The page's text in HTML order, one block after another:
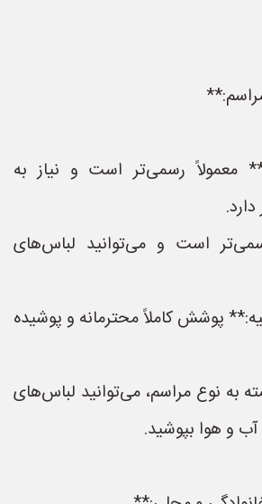
معمولاً رسمی‌تر است و نیاز به
است و می‌توانید لباس‌های
پوشش کاملاً محترمانه و پوشیده
به نوع مراسم، می‌توانید لباس‌های
و هوا بپوشید.